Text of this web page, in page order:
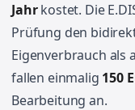
Jahrkostet. Die
Prüfung den
Eigenverbrauch als
fallen einmalig 150
Bearbeitung an.